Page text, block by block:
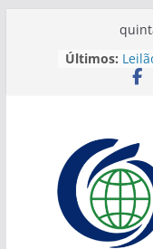
Últimos:
Dois
de
na
feira